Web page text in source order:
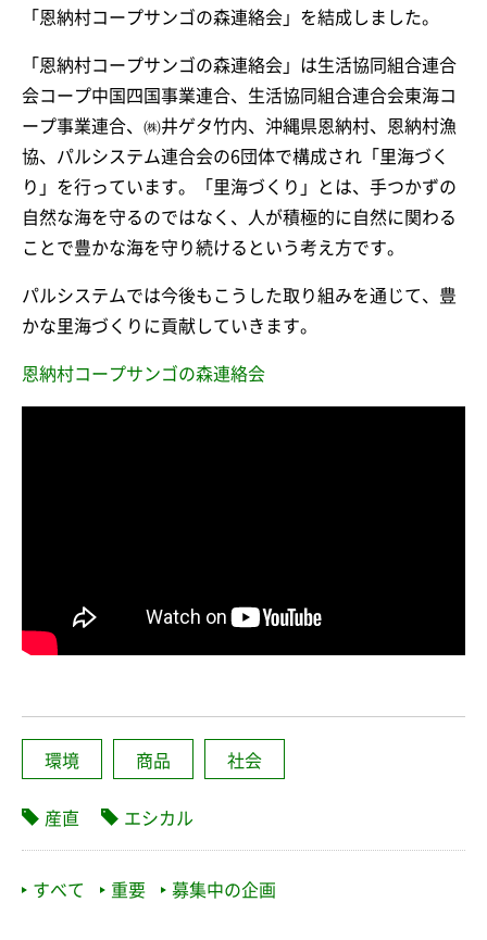
「恩納村コープサンゴの森連絡会」を結成しました。
「恩納村コープサンゴの森連絡会」は生活協同組合連合
会コープ中国四国事業連合、生活協同組合連合会東海コ
ープ事業連合、㈱井ゲタ竹内、沖縄県恩納村、恩納村漁
協、パルシステム連合会の6団体で構成され「里海づく
り」を行っています。「里海づくり」とは、手つかずの
自然な海を守るのではなく、人が積極的に自然に関わる
ことで豊かな海を守り続けるという考え方です。
パルシステムでは今後もこうした取り組みを通じて、豊
かな里海づくりに貢献していきます。
恩納村コープサンゴの森連絡会
環境 商品 社会
産直 エシカル
すべて 重要 募集中の企画